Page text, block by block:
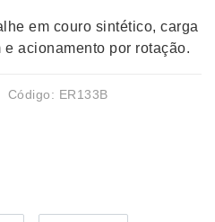
em couro sintético, carga
acionamento por rotação.
Código: ER133B